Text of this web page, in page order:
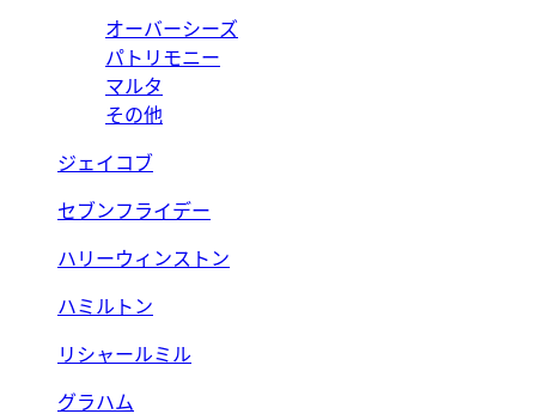
オーバーシーズ
パトリモニー
マルタ
その他
ジェイコブ
セブンフライデー
ハリーウィンストン
ハミルトン
リシャールミル
グラハム